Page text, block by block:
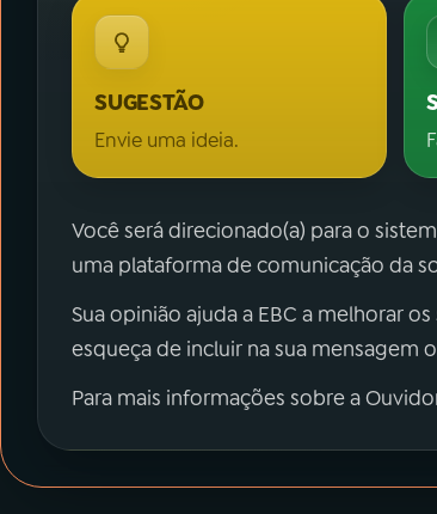
SUGESTÃO
Envie uma ideia.
Você será direcionado(a) para o
uma plataforma de comunicação da
Sua opinião ajuda a EBC a melhorar
esqueça de incluir na sua mensagem
Para mais informações sobre a